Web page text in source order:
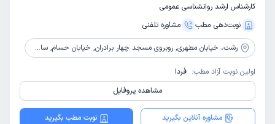
کارشناس ارشد روانشناسی عمومی
نوبت‌دهی مطب
مشاوره‌ تلفنی
رشت، خیابان مطهری, روبروی مسجد چهار برادران, خیابان حسام, ساختمان فرست کلاس, طبقه چهارم , کلینیک اندیشه نوین
اولین نوبت آزاد مطب: فردا
مشاهده پروفایل
مشاوره آنلاین بگیرید نوبت مطب بگیرید